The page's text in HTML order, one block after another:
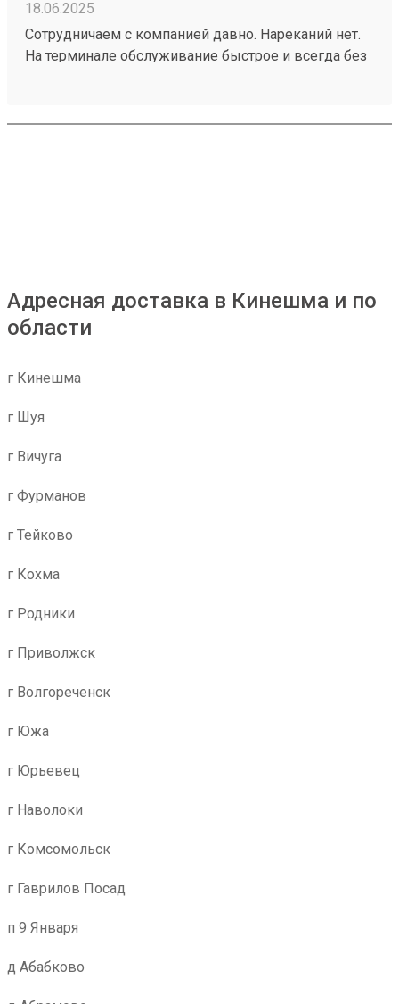
18.06.2025
Сотрудничаем с компанией давно. Нареканий нет.
На терминале обслуживание быстрое и всегда без
Адресная доставка в Кинешма и по
области
г Кинешма
г Шуя
г Вичуга
г Фурманов
г Тейково
г Кохма
г Родники
г Приволжск
г Волгореченск
г Южа
г Юрьевец
г Наволоки
г Комсомольск
г Гаврилов Посад
п 9 Января
д Абабково